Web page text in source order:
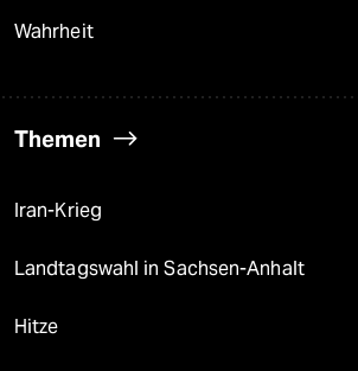
Wahrheit
Themen
Iran-Krieg
Landtagswahl in Sachsen-Anhalt
Hitze